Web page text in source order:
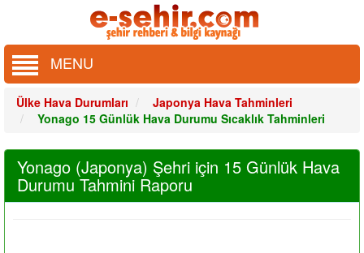
MENU
Ülke Hava Durumları
Japonya Hava Tahminleri
Yonago 15 Günlük Hava Durumu Sıcaklık Tahminleri
Yonago (Japonya) Şehri için 15 Günlük Hava
Durumu Tahmini Raporu